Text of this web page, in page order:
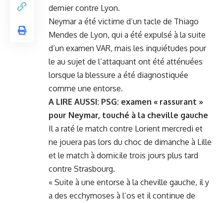
dernier contre Lyon.
Neymar a été victime d’un tacle de Thiago
Mendes de Lyon, qui a été expulsé à la suite
d’un examen VAR, mais les inquiétudes pour
le au sujet de l’attaquant ont été atténuées
lorsque la blessure a été diagnostiquée
comme une entorse.
A LIRE AUSSI: PSG: examen « rassurant »
pour Neymar, touché à la cheville gauche
Il a raté le match contre Lorient mercredi et
ne jouera pas lors du choc de dimanche à Lille
et le match à domicile trois jours plus tard
contre Strasbourg.
« Suite à une entorse à la cheville gauche, il y
a des ecchymoses à l’os et il continue de